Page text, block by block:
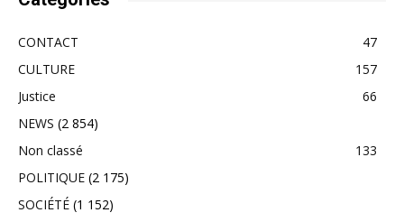
CONTACT
47
CULTURE
157
Justice
66
NEWS (2 854)
Non classé
133
POLITIQUE (2 175)
SOCIÉTÉ (1 152)